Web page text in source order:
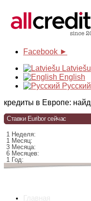
Facebook ►
Latviešu
English
Русский
кредиты в Европе:
Ставки Euribor сейчас
1 Неделя:
1 Месяц:
3 Месяца:
6 Месяцев:
1 Год: